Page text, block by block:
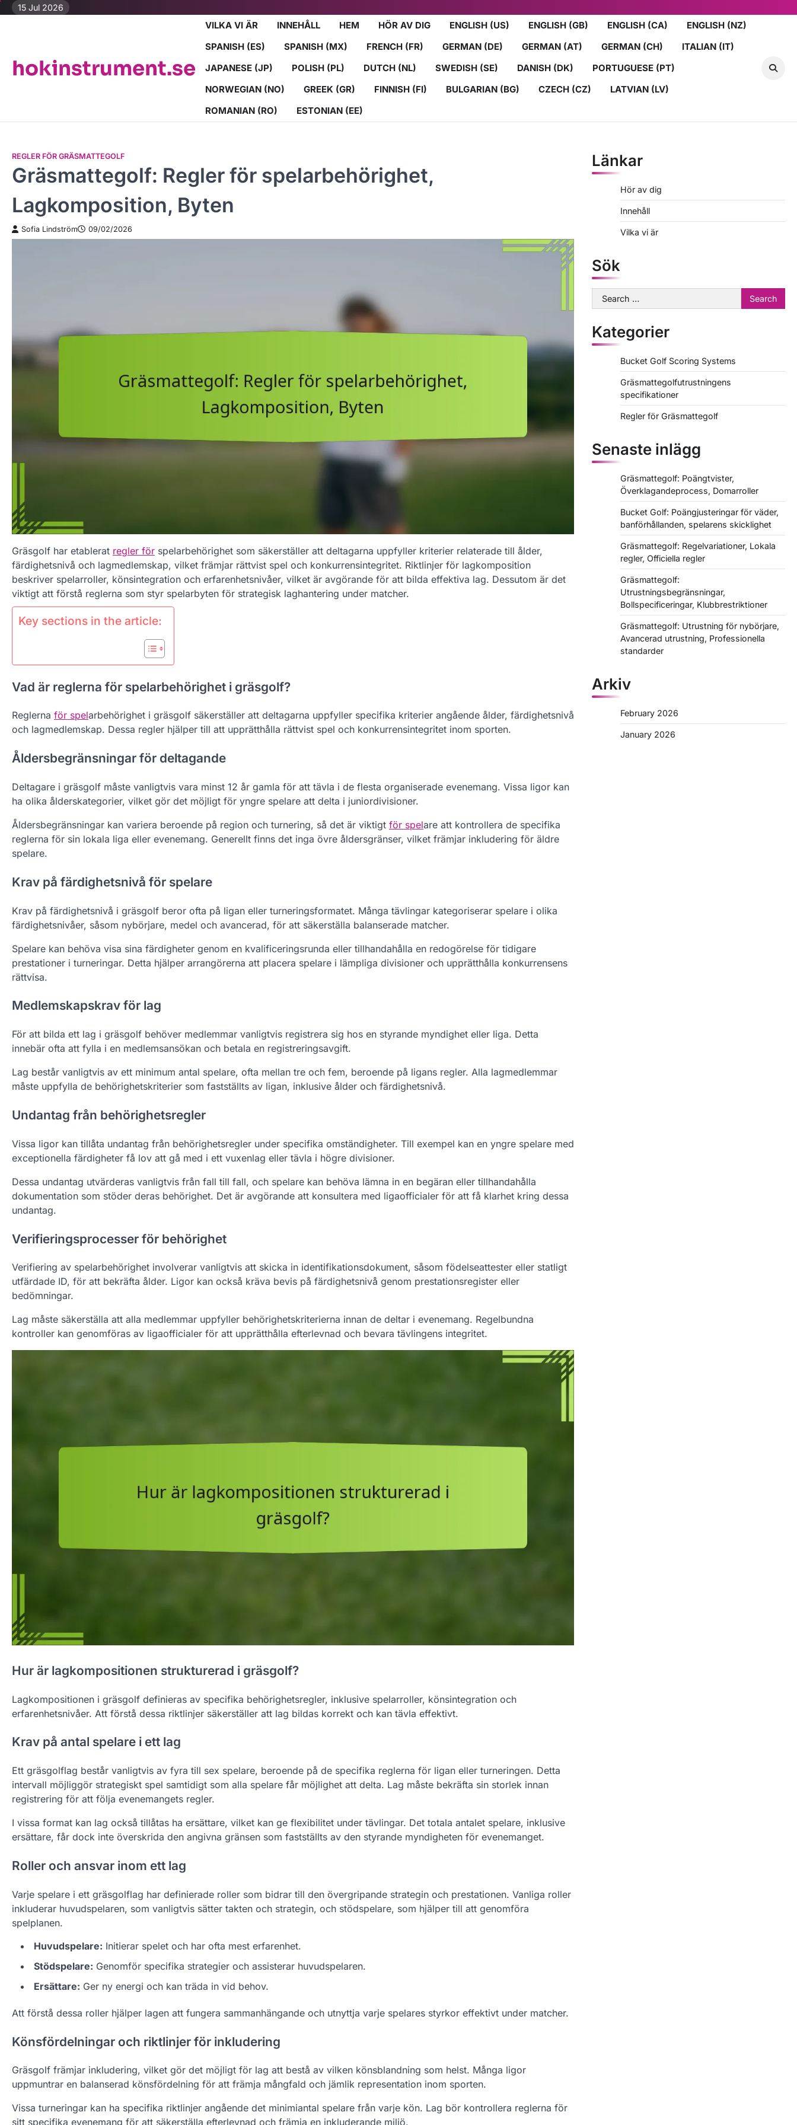
Skip15 Jul 2026
hokinstrument.se
VILKA VI ÄR INNEHÅLL HEM HÖR AV DIG ENGLISH (US) ENGLISH (GB) ENGLISH (CA)
ENGLISH (NZ)
SPANISH (ES)
SPANISH (MX) FRENCH (FR) GERMAN (DE) GERMAN (AT) GERMAN (CH)
ITALIAN (IT)
JAPANESE (JP)
POLISH (PL) DUTCH (NL) SWEDISH (SE) DANISH (DK)
PORTUGUESE (PT)
NORWEGIAN (NO)
GREEK (GR) FINNISH (FI) BULGARIAN (BG) CZECH (CZ)
LATVIAN (LV)
ROMANIAN (RO)
ESTONIAN (EE)
REGLER FÖR GRÄSMATTEGOLF
Gräsmattegolf: Regler för spelarbehörighet,
Lagkomposition, Byten
Sofia Lindström 09/02/2026
Gräsgolf har etablerat regler för spelarbehörighet som säkerställer att deltagarna uppfyller kriterier relaterade till ålder,
färdighetsnivå och lagmedlemskap, vilket främjar rättvist spel och konkurrensintegritet. Riktlinjer för lagkomposition
beskriver spelarroller, könsintegration och erfarenhetsnivåer, vilket är avgörande för att bilda effektiva lag. Dessutom är det
viktigt att förstå reglerna som styr spelarbyten för strategisk laghantering under matcher.
Key sections in the article:
Vad är reglerna för spelarbehörighet i gräsgolf?
Reglerna för spelarbehörighet i gräsgolf säkerställer att deltagarna uppfyller specifika kriterier angående ålder, färdighetsnivå
och lagmedlemskap. Dessa regler hjälper till att upprätthålla rättvist spel och konkurrensintegritet inom sporten.
Åldersbegränsningar för deltagande
Deltagare i gräsgolf måste vanligtvis vara minst 12 år gamla för att tävla i de flesta organiserade evenemang. Vissa ligor kan
ha olika ålderskategorier, vilket gör det möjligt för yngre spelare att delta i juniordivisioner.
Åldersbegränsningar kan variera beroende på region och turnering, så det är viktigt för spelare att kontrollera de specifika
reglerna för sin lokala liga eller evenemang. Generellt finns det inga övre åldersgränser, vilket främjar inkludering för äldre
spelare.
Krav på färdighetsnivå för spelare
Krav på färdighetsnivå i gräsgolf beror ofta på ligan eller turneringsformatet. Många tävlingar kategoriserar spelare i olika
färdighetsnivåer, såsom nybörjare, medel och avancerad, för att säkerställa balanserade matcher.
Spelare kan behöva visa sina färdigheter genom en kvalificeringsrunda eller tillhandahålla en redogörelse för tidigare
prestationer i turneringar. Detta hjälper arrangörerna att placera spelare i lämpliga divisioner och upprätthålla konkurrensens
rättvisa.
Medlemskapskrav för lag
För att bilda ett lag i gräsgolf behöver medlemmar vanligtvis registrera sig hos en styrande myndighet eller liga. Detta
innebär ofta att fylla i en medlemsansökan och betala en registreringsavgift.
Lag består vanligtvis av ett minimum antal spelare, ofta mellan tre och fem, beroende på ligans regler. Alla lagmedlemmar
måste uppfylla de behörighetskriterier som fastställts av ligan, inklusive ålder och färdighetsnivå.
Undantag från behörighetsregler
Vissa ligor kan tillåta undantag från behörighetsregler under specifika omständigheter. Till exempel kan en yngre spelare med
exceptionella färdigheter få lov att gå med i ett vuxenlag eller tävla i högre divisioner.
Dessa undantag utvärderas vanligtvis från fall till fall, och spelare kan behöva lämna in en begäran eller tillhandahålla
dokumentation som stöder deras behörighet. Det är avgörande att konsultera med ligaofficialer för att få klarhet kring dessa
undantag.
Verifieringsprocesser för behörighet
Verifiering av spelarbehörighet involverar vanligtvis att skicka in identifikationsdokument, såsom födelseattester eller statligt
utfärdade ID, för att bekräfta ålder. Ligor kan också kräva bevis på färdighetsnivå genom prestationsregister eller
bedömningar.
Lag måste säkerställa att alla medlemmar uppfyller behörighetskriterierna innan de deltar i evenemang. Regelbundna
kontroller kan genomföras av ligaofficialer för att upprätthålla efterlevnad och bevara tävlingens integritet.
Hur är lagkompositionen strukturerad i gräsgolf?
Lagkompositionen i gräsgolf definieras av specifika behörighetsregler, inklusive spelarroller, könsintegration och
erfarenhetsnivåer. Att förstå dessa riktlinjer säkerställer att lag bildas korrekt och kan tävla effektivt.
Krav på antal spelare i ett lag
Ett gräsgolflag består vanligtvis av fyra till sex spelare, beroende på de specifika reglerna för ligan eller turneringen. Detta
intervall möjliggör strategiskt spel samtidigt som alla spelare får möjlighet att delta. Lag måste bekräfta sin storlek innan
registrering för att följa evenemangets regler.
I vissa format kan lag också tillåtas ha ersättare, vilket kan ge flexibilitet under tävlingar. Det totala antalet spelare, inklusive
ersättare, får dock inte överskrida den angivna gränsen som fastställts av den styrande myndigheten för evenemanget.
Roller och ansvar inom ett lag
Varje spelare i ett gräsgolflag har definierade roller som bidrar till den övergripande strategin och prestationen. Vanliga roller
inkluderar huvudspelaren, som vanligtvis sätter takten och strategin, och stödspelare, som hjälper till att genomföra
spelplanen.
Huvudspelare: Initierar spelet och har ofta mest erfarenhet.
Stödspelare: Genomför specifika strategier och assisterar huvudspelaren.
Ersättare: Ger ny energi och kan träda in vid behov.
Att förstå dessa roller hjälper lagen att fungera sammanhängande och utnyttja varje spelares styrkor effektivt under matcher.
Könsfördelningar och riktlinjer för inkludering
Gräsgolf främjar inkludering, vilket gör det möjligt för lag att bestå av vilken könsblandning som helst. Många ligor
uppmuntrar en balanserad könsfördelning för att främja mångfald och jämlik representation inom sporten.
Vissa turneringar kan ha specifika riktlinjer angående det minimiantal spelare från varje kön. Lag bör kontrollera reglerna för
sitt specifika evenemang för att säkerställa efterlevnad och främja en inkluderande miljö.
Länkar
Hör av dig
Innehåll
Vilka vi är
Sök
Search
for:
Kategorier
Bucket Golf Scoring Systems
Gräsmattegolfutrustningens
specifikationer
Regler för Gräsmattegolf
Senaste inlägg
Gräsmattegolf: Poängtvister,
Överklagandeprocess, Domarroller
Bucket Golf: Poängjusteringar för väder,
banförhållanden, spelarens skicklighet
Gräsmattegolf: Regelvariationer, Lokala
regler, Officiella regler
Gräsmattegolf:
Utrustningsbegränsningar,
Bollspecificeringar, Klubbrestriktioner
Gräsmattegolf: Utrustning för nybörjare,
Avancerad utrustning, Professionella
standarder
Arkiv
February 2026
January 2026